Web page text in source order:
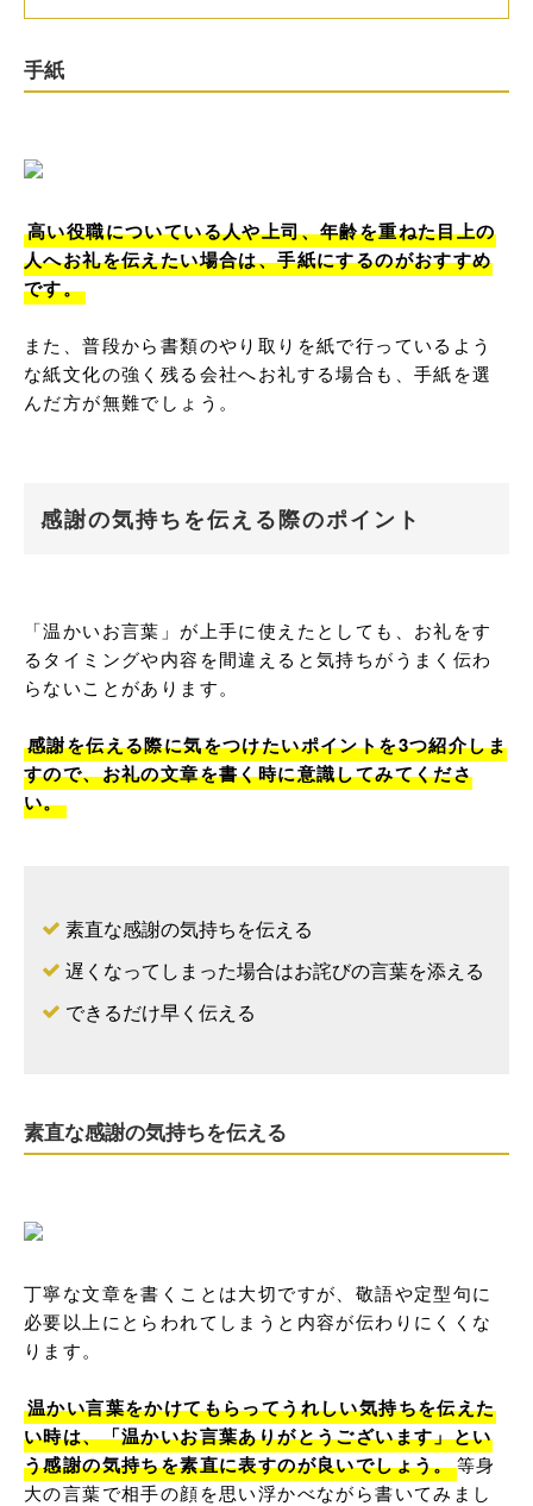
手紙
高い役職についている人や上司、年齢を重ねた目上の
人へお礼を伝えたい場合は、手紙にするのがおすすめ
です。
また、普段から書類のやり取りを紙で行っているよう
な紙文化の強く残る会社へお礼する場合も、手紙を選
んだ方が無難でしょう。
感謝の気持ちを伝える際のポイント
「温かいお言葉」が上手に使えたとしても、お礼をす
るタイミングや内容を間違えると気持ちがうまく伝わ
らないことがあります。
感謝を伝える際に気をつけたいポイントを3つ紹介しま
すので、お礼の文章を書く時に意識してみてくださ
い。
素直な感謝の気持ちを伝える
遅くなってしまった場合はお詫びの言葉を添える
できるだけ早く伝える
素直な感謝の気持ちを伝える
丁寧な文章を書くことは大切ですが、敬語や定型句に
必要以上にとらわれてしまうと内容が伝わりにくくな
ります。
温かい言葉をかけてもらってうれしい気持ちを伝えた
い時は、「温かいお言葉ありがとうございます」とい
う感謝の気持ちを素直に表すのが良いでしょう。等身
大の言葉で相手の顔を思い浮かべながら書いてみまし